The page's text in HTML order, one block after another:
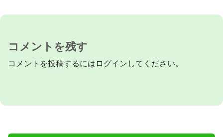
コメントを残す
コメントを投稿するには ログイン してください。